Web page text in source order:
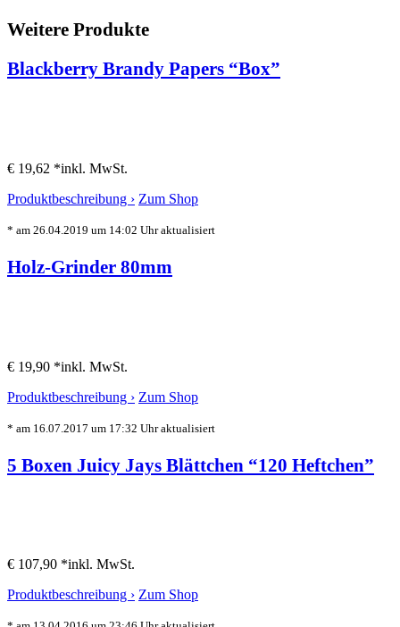
Weitere Produkte
Blackberry Brandy Papers “Box”
€ 19,62 *inkl. MwSt.
Produktbeschreibung › Zum Shop
* am 26.04.2019 um 14:02 Uhr aktualisiert
Holz-Grinder 80mm
€ 19,90 *inkl. MwSt.
Produktbeschreibung › Zum Shop
* am 16.07.2017 um 17:32 Uhr aktualisiert
5 Boxen Juicy Jays Blättchen “120 Heftchen”
€ 107,90 *inkl. MwSt.
Produktbeschreibung › Zum Shop